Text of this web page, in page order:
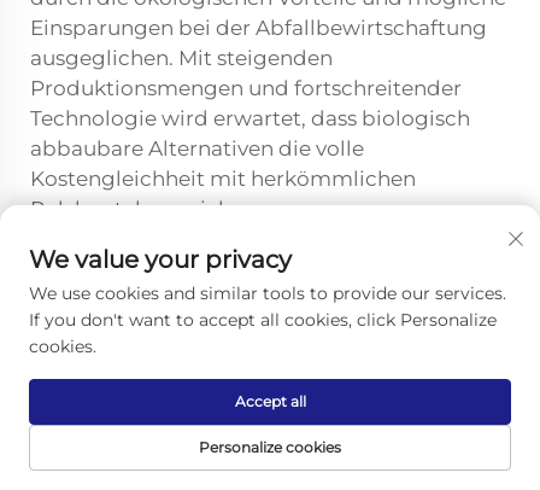
Einsparungen bei der Abfallbewirtschaftung
ausgeglichen. Mit steigenden
Produktionsmengen und fortschreitender
Technologie wird erwartet, dass biologisch
abbaubare Alternativen die volle
Kostengleichheit mit herkömmlichen
Polybeuteln erreichen.
Vorherige:Warum sollten umweltfreundliche Handschuhe gegenüber herkömmlichen Einweg-Optionen bevorzugt werden?
Nächste:
We value your privacy
We use cookies and similar tools to provide our services.
If you don't want to accept all cookies, click Personalize
cookies.
Personalize cookies
Accept all